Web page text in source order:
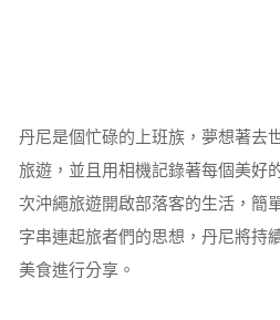
丹尼是個忙碌的上班族，夢想著去
旅遊，並且用相機記錄著每個美好
次沖繩旅遊開啟部落客的生活，簡
字串連起旅者們的思想，丹尼將持
美食進行分享。